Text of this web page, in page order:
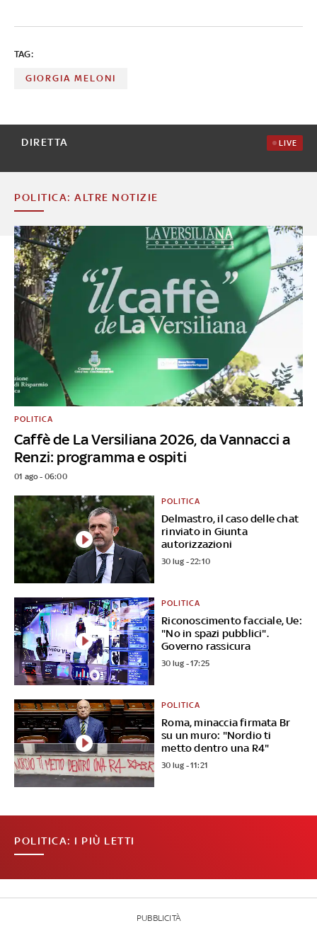
TAG:
GIORGIA MELONI
DIRETTA LIVE
POLITICA: ALTRE NOTIZIE
Caffè de La Versiliana 2026, da Vannacci a
Renzi: programma e ospiti
POLITICA
01 ago - 06:00
Delmastro, il caso delle chat
rinviato in Giunta
autorizzazioni
POLITICA
30 lug - 22:10
Riconoscimento facciale, Ue:
"No in spazi pubblici".
Governo rassicura
POLITICA
30 lug - 17:25
Roma, minaccia firmata Br
su un muro: "Nordio ti
metto dentro una R4"
POLITICA
30 lug - 11:21
POLITICA: I PIÙ LETTI
PUBBLICITÀ